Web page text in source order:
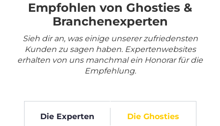
Empfohlen von Ghosties &
Branchenexperten
Sieh dir an, was einige unserer zufriedensten
Kunden zu sagen haben. Expertenwebsites
erhalten von uns manchmal ein Honorar für die
Empfehlung.
Die Experten Die Ghosties